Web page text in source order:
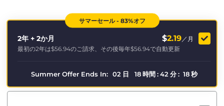
サマーセール - 83%オフ
2年 + 2か月 $2.19 ／月
最初の2年は$56.94のご請求、その後毎年$56.94で自動更新
Summer Offer Ends In: 02 日 18 時間 : 42 分 : 18 秒